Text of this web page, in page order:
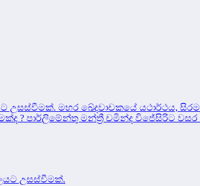
උසස්වීමක්. මහර ඛේදවාචකයේ යථාර්ථය,
? පාර්ලිමේන්තු මන්ත්‍රී චමින්ද විජේසිරිට